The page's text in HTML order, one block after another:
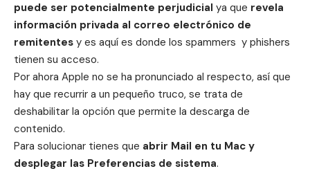
puede ser potencialmente perjudicial ya que revela
información privada al correo electrónico de
remitentes y es aquí es donde los spammers y phishers
tienen su acceso.
Por ahora Apple no se ha pronunciado al respecto, así que
hay que recurrir a un pequeño truco, se trata de
deshabilitar la opción que permite la descarga de
contenido.
Para solucionar tienes que abrir Mail en tu Mac y
desplegar las Preferencias de sistema.